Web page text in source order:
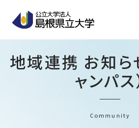
地域連携 お知ら
ャンパス
Community